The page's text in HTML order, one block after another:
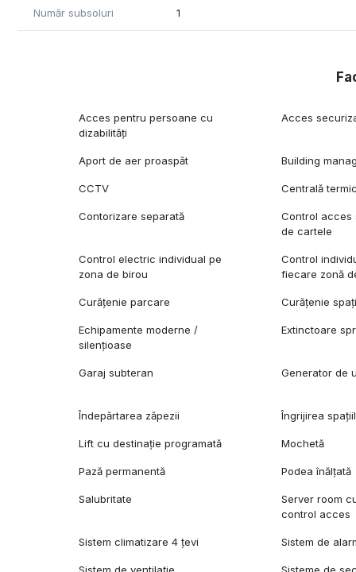
Număr subsoluri 1
Acces pentru persoane cu
dizabilități
Acces
Aport de aer proaspăt Building
CCTV Centrală
Contorizare separată
Control acces
de cartele
Control electric individual pe
zona de birou
Control
fiecare zonă
Curățenie parcare Curățenie
Echipamente moderne /
silențioase
Extinctoare
Garaj subteran Generator de
Îndepărtarea zăpezii Îngrijirea
Lift cu destinație programată Mochetă
Pază permanentă Podea înălțată
Salubritate
Server room
control acces
Sistem climatizare 4 țevi Sistem de